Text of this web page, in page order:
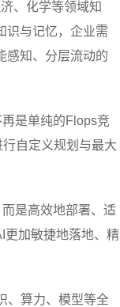
、化学等领域知
识与记忆，企业需
感知、分层流动的
是单纯的Flops竞
自定义规划与最大
是高效地部署、适
更加敏捷地落地、精
、算力、模型等全